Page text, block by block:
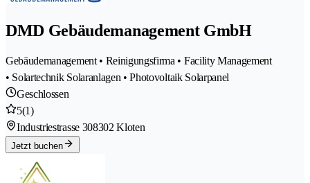
DMD Gebäudemanagement GmbH
Gebäudemanagement • Reinigungsfirma • Facility Management
• Solartechnik Solaranlagen • Photovoltaik Solarpanel
Geschlossen
5(1)
Industriestrasse 308302 Kloten
Jetzt buchen